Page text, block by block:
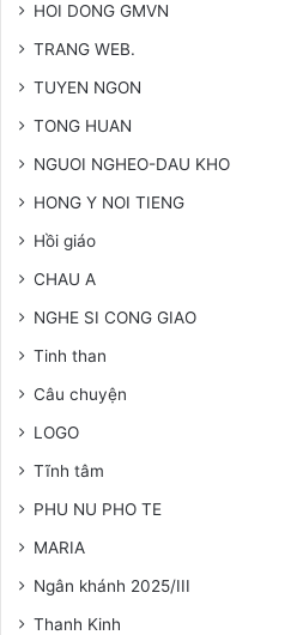
HOI DONG GMVN
TRANG WEB.
TUYEN NGON
TONG HUAN
NGUOI NGHEO-DAU KHO
HONG Y NOI TIENG
Hồi giáo
CHAU A
NGHE SI CONG GIAO
Tinh than
Câu chuyện
LOGO
Tĩnh tâm
PHU NU PHO TE
MARIA
Ngân khánh 2025/III
Thanh Kinh